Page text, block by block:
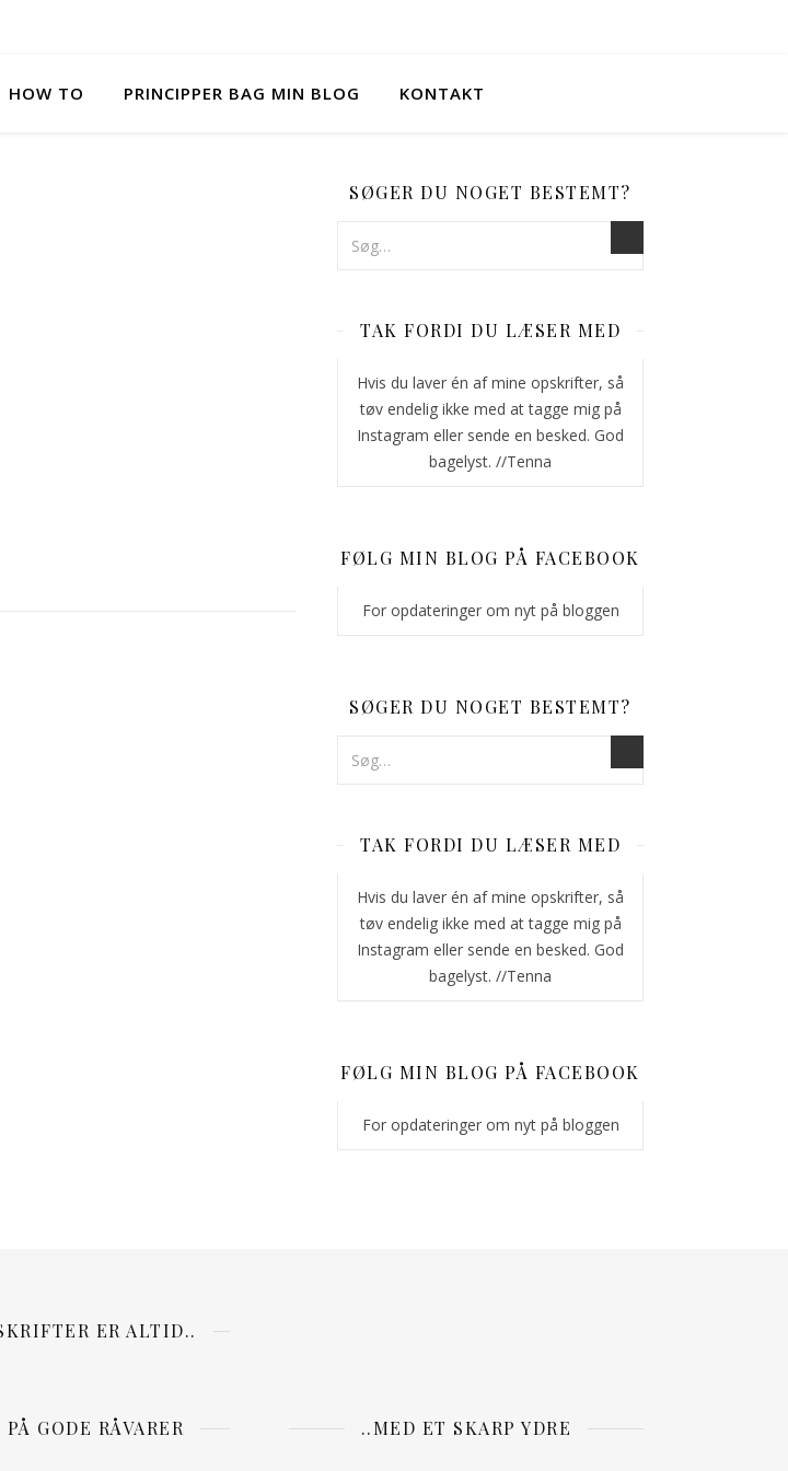
HOW TO PRINCIPPER BAG MIN BLOG KONTAKT
SØGER DU NOGET BESTEMT?
TAK FORDI DU LÆSER MED
Hvis du laver én af mine opskrifter, så
tøv endelig ikke med at tagge mig på
Instagram eller sende en besked. God
bagelyst. //Tenna
FØLG MIN BLOG PÅ FACEBOOK
For opdateringer om nyt på bloggen
SØGER DU NOGET BESTEMT?
TAK FORDI DU LÆSER MED
Hvis du laver én af mine opskrifter, så
tøv endelig ikke med at tagge mig på
Instagram eller sende en besked. God
bagelyst. //Tenna
FØLG MIN BLOG PÅ FACEBOOK
For opdateringer om nyt på bloggen
ER ALTID..
GODE RÅVARER ..MED ET SKARP YDRE